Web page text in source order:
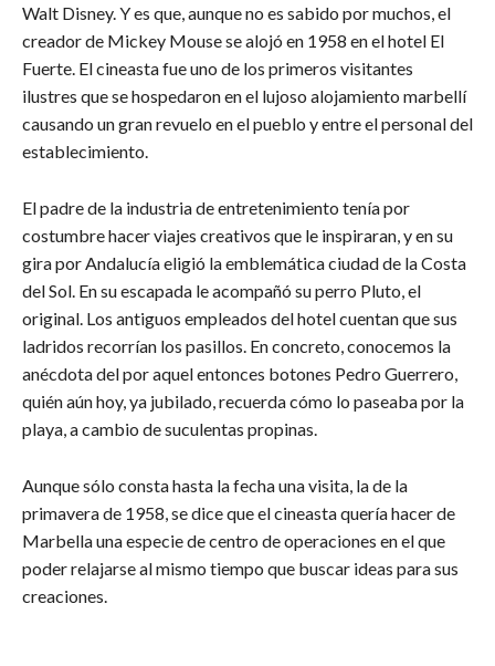
Walt Disney. Y es que, aunque no es sabido por muchos, el
creador de Mickey Mouse se alojó en 1958 en el hotel El
Fuerte. El cineasta fue uno de los primeros visitantes
ilustres que se hospedaron en el lujoso alojamiento marbellí
causando un gran revuelo en el pueblo y entre el personal del
establecimiento.
El padre de la industria de entretenimiento tenía por
costumbre hacer viajes creativos que le inspiraran, y en su
gira por Andalucía eligió la emblemática ciudad de la Costa
del Sol. En su escapada le acompañó su perro Pluto, el
original. Los antiguos empleados del hotel cuentan que sus
ladridos recorrían los pasillos. En concreto, conocemos la
anécdota del por aquel entonces botones Pedro Guerrero,
quién aún hoy, ya jubilado, recuerda cómo lo paseaba por la
playa, a cambio de suculentas propinas.
Aunque sólo consta hasta la fecha una visita, la de la
primavera de 1958, se dice que el cineasta quería hacer de
Marbella una especie de centro de operaciones en el que
poder relajarse al mismo tiempo que buscar ideas para sus
creaciones.